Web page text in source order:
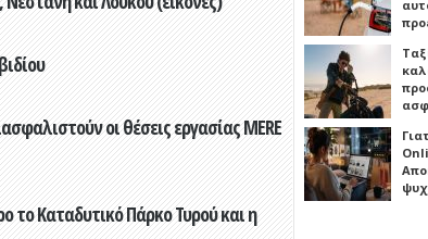
οι θέσεις εργασίας MERE
το Καταδυτικό Πάρκο Τυρού και η